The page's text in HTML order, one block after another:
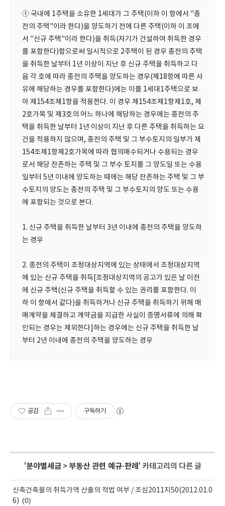
① 국내에 1주택을 소유한 1세대가 그 주택(이하 이 항에서 "종
전의 주택"이라 한다)을 양도하기 전에 다른 주택(이하 이 조에
서 "신규 주택"이라 한다)을 취득(자기가 건설하여 취득한 경우
를 포함한다)함으로써 일시적으로 2주택이 된 경우 종전의 주택
을 취득한 날부터 1년 이상이 지난 후 신규 주택을 취득하고 다
음 각 호에 따라 종전의 주택을 양도하는 경우(제18항에 따른 사
유에 해당하는 경우를 포함한다)에는 이를 1세대1주택으로 보
아 제154조제1항을 적용한다. 이 경우 제154조제1항제1호, 제
2호가목 및 제3호의 어느 하나에 해당하는 경우에는 종전의 주
택을 취득한 날부터 1년 이상이 지난 후 다른 주택을 취득하는 요
건을 적용하지 않으며, 종전의 주택 및 그 부수토지의 일부가 제
154조제1항제2호가목에 따라 협의매수되거나 수용되는 경우
로서 해당 잔존하는 주택 및 그 부수 토지를 그 양도일 또는 수용
일부터 5년 이내에 양도하는 때에는 해당 잔존하는 주택 및 그 부
수토지의 양도는 종전의 주택 및 그 부수토지의 양도 또는 수용
에 포함되는 것으로 본다.
1. 신규 주택을 취득한 날부터 3년 이내에 종전의 주택을 양도하
는 경우
2. 종전의 주택이 조정대상지역에 있는 상태에서 조정대상지역
에 있는 신규 주택을 취득[조정대상지역의 공고가 있은 날 이전
에 신규 주택(신규 주택을 취득할 수 있는 권리를 포함한다. 이
하 이 항에서 같다)을 취득하거나 신규 주택을 취득하기 위해 매
매계약을 체결하고 계약금을 지급한 사실이 증명서류에 의해 확
인되는 경우는 제외한다]하는 경우에는 신규 주택을 취득한 날
부터 2년 이내에 종전의 주택을 양도하는 경우
공감 구독하기
'분야별세금> 부동산 관련 예규·판례 ' 카테고리의 다른 글
신축건축물의 취득가액 산출의 적법 여부 / 조심2011지50(2012.01.0
6) (0)